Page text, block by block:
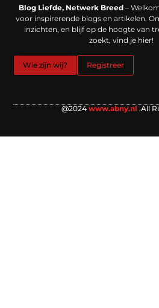
Blog Liefde, Netwerk Breed –
voor inspirerende blogs en artikelen.
inzichten, en blijf op de hoogte van
zoekt, vind je hier!
Wie zijn wij? Registreer
@2024 www.abny.nl .All